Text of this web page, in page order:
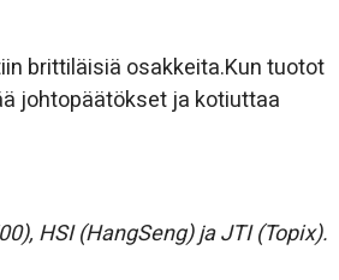
brittiläisiä osakkeita.Kun tuotot
johtopäätökset ja kotiuttaa
HSI (HangSeng) ja JTI (Topix).